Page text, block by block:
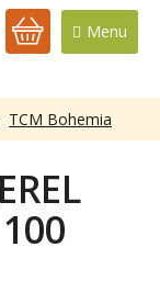
NÁKUPNÍ
TCM Bohemia